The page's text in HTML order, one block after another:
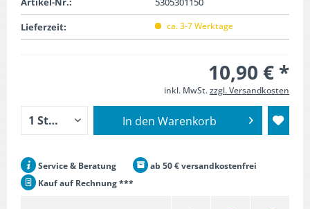
Lieferzeit:
ca. 3-7 Werktage
10,90 € *
inkl. MwSt.zzgl. Versandkosten
In den Warenkorb
Service & Beratung
ab 50 € versandkostenfrei
Kauf auf Rechnung ***